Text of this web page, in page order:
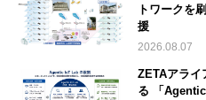
トワークを
援
2026.08.07
ZETAアライ
る 「